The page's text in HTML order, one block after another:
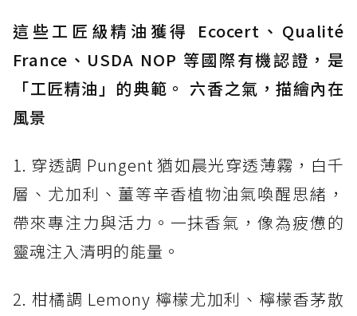
這些工匠級精油獲得 Ecocert、Qualité
France、USDA NOP 等國際有機認證，是
「工匠精油」的典範。 六香之氣，描繪內在
風景
1. 穿透調 Pungent 猶如晨光穿透薄霧，白千
層、尤加利、薑等辛香植物油氣喚醒思緒，
帶來專注力與活力。一抹香氣，像為疲憊的
靈魂注入清明的能量。
2. 柑橘調 Lemony 檸檬尤加利、檸檬香茅散